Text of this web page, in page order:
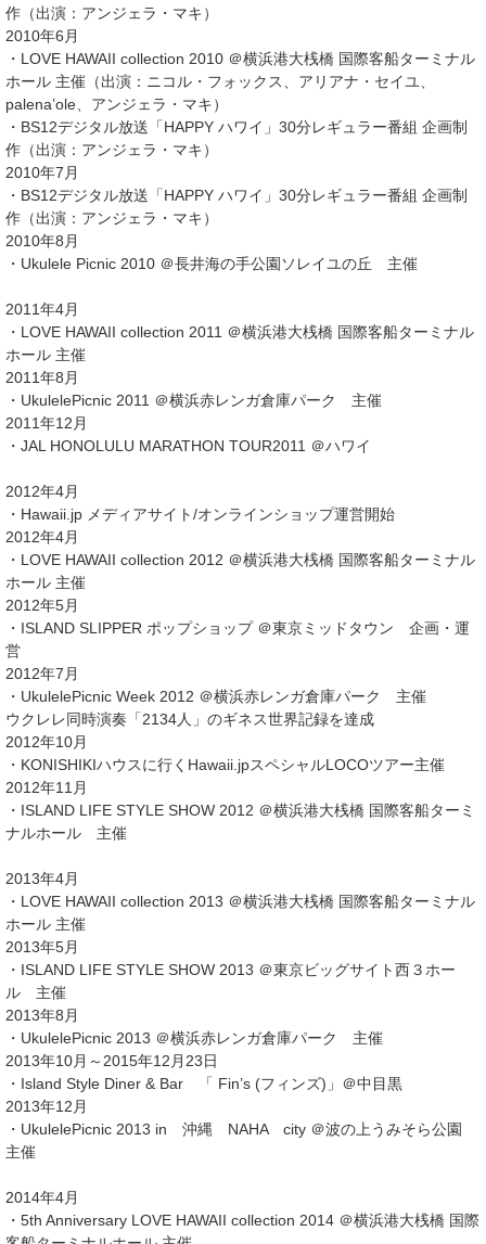
作（出演：アンジェラ・マキ）
2010年6月
・LOVE HAWAII collection 2010 ＠横浜港大桟橋 国際客船ターミナル
ホール 主催（出演：ニコル・フォックス、アリアナ・セイユ、
palena’ole、アンジェラ・マキ）
・BS12デジタル放送「HAPPY ハワイ」30分レギュラー番組 企画制
作（出演：アンジェラ・マキ）
2010年7月
・BS12デジタル放送「HAPPY ハワイ」30分レギュラー番組 企画制
作（出演：アンジェラ・マキ）
2010年8月
・Ukulele Picnic 2010 ＠長井海の手公園ソレイユの丘 主催
2011年4月
・LOVE HAWAII collection 2011 ＠横浜港大桟橋 国際客船ターミナル
ホール 主催
2011年8月
・UkulelePicnic 2011 ＠横浜赤レンガ倉庫パーク 主催
2011年12月
・JAL HONOLULU MARATHON TOUR2011 ＠ハワイ
2012年4月
・Hawaii.jp メディアサイト/オンラインショップ運営開始
2012年4月
・LOVE HAWAII collection 2012 ＠横浜港大桟橋 国際客船ターミナル
ホール 主催
2012年5月
・ISLAND SLIPPER ポップショップ ＠東京ミッドタウン 企画・運
営
2012年7月
・UkulelePicnic Week 2012 ＠横浜赤レンガ倉庫パーク 主催
ウクレレ同時演奏「2134人」のギネス世界記録を達成
2012年10月
・KONISHIKIハウスに行くHawaii.jpスペシャルLOCOツアー主催
2012年11月
・ISLAND LIFE STYLE SHOW 2012 ＠横浜港大桟橋 国際客船ターミ
ナルホール 主催
2013年4月
・LOVE HAWAII collection 2013 ＠横浜港大桟橋 国際客船ターミナル
ホール 主催
2013年5月
・ISLAND LIFE STYLE SHOW 2013 ＠東京ビッグサイト西３ホー
ル 主催
2013年8月
・UkulelePicnic 2013 ＠横浜赤レンガ倉庫パーク 主催
2013年10月～2015年12月23日
・Island Style Diner & Bar 「 Fin’s (フィンズ)」＠中目黒
2013年12月
・UkulelePicnic 2013 in 沖縄 NAHA city ＠波の上うみそら公園
主催
2014年4月
・5th Anniversary LOVE HAWAII collection 2014 ＠横浜港大桟橋 国際